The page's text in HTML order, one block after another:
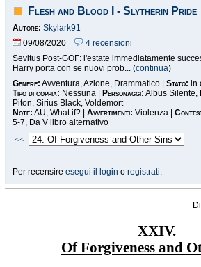
Flesh and Blood I - Slytherin Pride
Autore: Skylark91
09/08/2020
4 recensioni
Sevitus Post-GOF: l'estate immediatamente
Harry porta con se nuovi prob... (continua)
Genere: Avventura, Azione, Drammatico | Stato: in
Tipo di coppia: Nessuna | Personaggi: Albus Silente,
Piton, Sirius Black, Voldemort
Note: AU, What if? | Avvertimenti: Violenza |
5-7, Da V libro alternativo
<<
Per recensire esegui il login o registrati.
XXIV.
Of Forgiveness and